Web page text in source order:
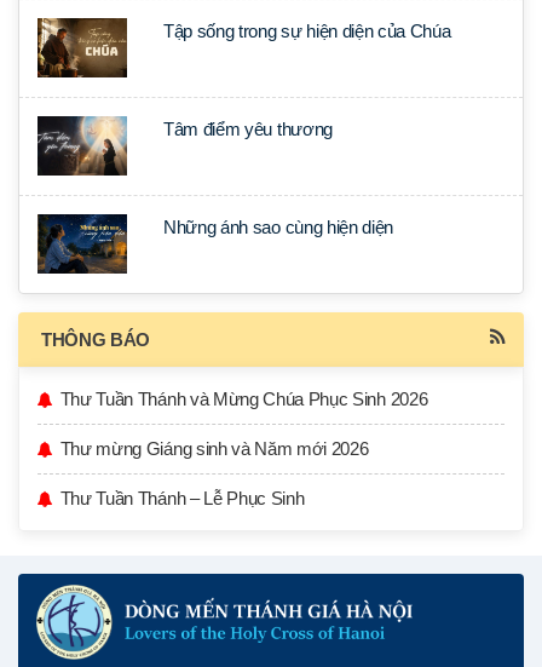
Tập sống trong sự hiện diện của Chúa
Tâm điểm yêu thương
Những ánh sao cùng hiện diện
THÔNG BÁO
Thư Tuần Thánh và Mừng Chúa Phục Sinh 2026
Thư mừng Giáng sinh và Năm mới 2026
Thư Tuần Thánh – Lễ Phục Sinh